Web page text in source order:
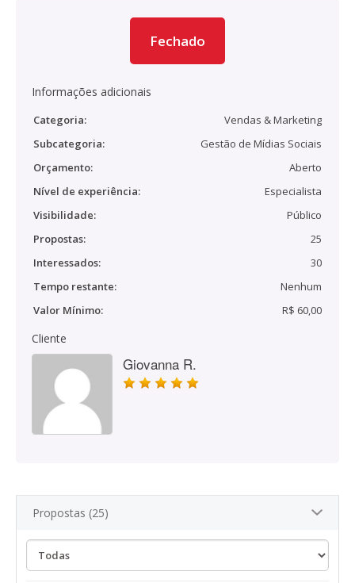
Fechado
Informações adicionais
Categoria:
Vendas & Marketing
Subcategoria:
Gestão de Mídias Sociais
Orçamento:
Aberto
Nível de experiência:
Especialista
Visibilidade:
Público
Propostas:
25
Interessados:
30
Tempo restante:
Nenhum
Valor Mínimo:
R$ 60,00
Cliente
Giovanna R.
Propostas (25)